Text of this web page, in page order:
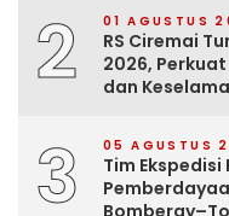
2 01 AGUSTUS
RS Ciremai
2026,
dan
3 05 AGUSTUS
Tim